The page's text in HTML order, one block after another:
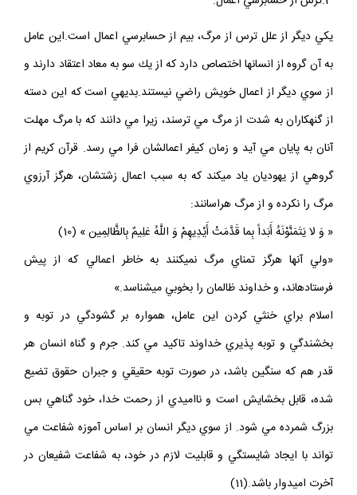
يكي ديگر از علل ترس از مرگ، بيم از حسابرسي اعمال است.اين عامل
به آن گروه از انسانها اختصاص دارد كه از يك سو به معاد اعتقاد دارند و
از سوي ديگر از اعمال خويش راضي نيستند.بديهي است كه اين دسته
از گنهكاران به شدت از مرگ مي ترسند، زيرا مي دانند كه با مرگ مهلت
آنان به پايان مي آيد و زمان كيفر اعمالشان فرا مي رسد. قرآن كريم از
گروهي از يهوديان ياد ميكند كه به سبب اعمال زشتشان، هرگز آرزوي
مرگ را نكرده و از مرگ هراسانند:
« وَ لا يَتَمَنَّوْنَهُ أَبَداً بِما قَدَّمَتْ أَيْدِيهِمْ وَ اللَّهُ عَلِيمٌ بِالظَّالِمِين »‏ (10)
«ولي آنها هرگز تمناي مرگ نمي‏كنند به خاطر اعمالي كه از پيش
فرستاده‏اند، و خداوند ظالمان را بخوبي مي‏شناسد.»
اسلام براي خنثي كردن اين عامل، همواره بر گشودگي در توبه و
بخشندگي و توبه پذيري خداوند تاكيد مي كند. جرم و گناه انسان هر
قدر هم كه سنگين باشد، در صورت توبه حقيقي و جبران حقوق تضيع
شده، قابل بخشايش است و نااميدي از رحمت خدا، خود گناهي بس
بزرگ شمرده مي شود. از سوي ديگر انسان بر اساس آموزه شفاعت مي
تواند با ايجاد شايستگي و قابليت لازم در خود، به شفاعت شفيعان در
آخرت اميدوار باشد.(11)